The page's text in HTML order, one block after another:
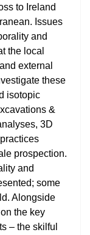
to Ireland
Issues
and
the local
external
these
isotopic
&
3D
prospection.
and
some
Alongside
the key
– the skilful